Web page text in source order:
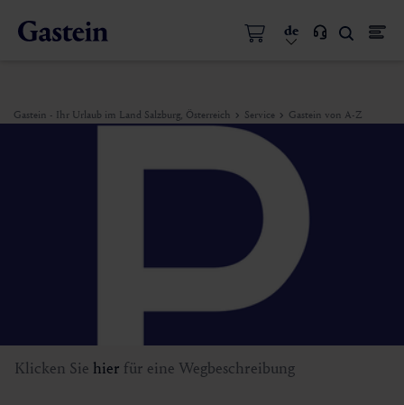
de
Gastein - Ihr Urlaub im Land Salzburg, Österreich Service Gastein von A-Z
Klicken Sie hier für eine Wegbeschreibung